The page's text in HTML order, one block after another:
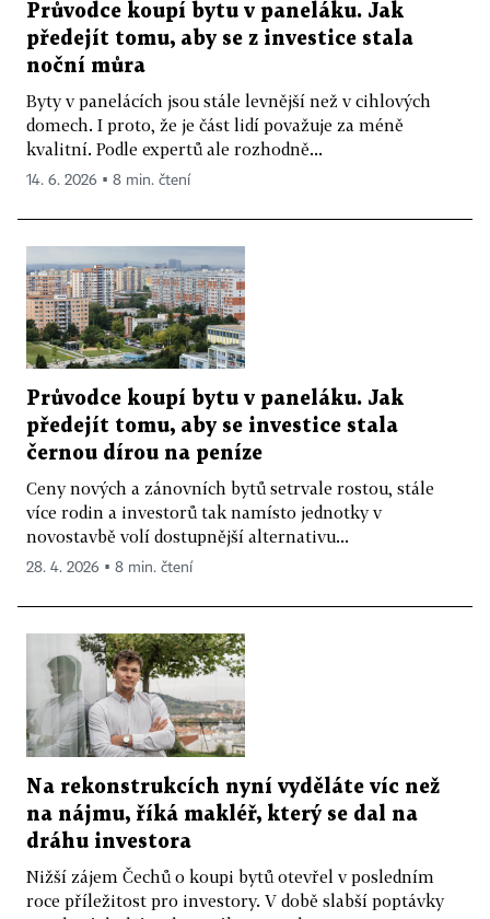
Průvodce koupí bytu v paneláku. Jak
předejít tomu, aby se z investice stala
noční můra
Byty v panelácích jsou stále levnější než v cihlových
domech. I proto, že je část lidí považuje za méně
kvalitní. Podle expertů ale rozhodně...
14. 6. 2026 ▪ 8 min. čtení
Průvodce koupí bytu v paneláku. Jak
předejít tomu, aby se investice stala
černou dírou na peníze
Ceny nových a zánovních bytů setrvale rostou, stále
více rodin a investorů tak namísto jednotky v
novostavbě volí dostupnější alternativu...
28. 4. 2026 ▪ 8 min. čtení
Na rekonstrukcích nyní vyděláte víc než
na nájmu, říká makléř, který se dal na
dráhu investora
Nižší zájem Čechů o koupi bytů otevřel v posledním
roce příležitost pro investory. V době slabší poptávky